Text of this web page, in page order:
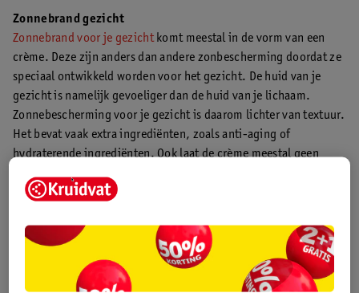
Zonnebrand gezicht
Zonnebrand voor je gezichtkomt meestal in de vorm van een
crème. Deze zijn anders dan andere zonbescherming doordat ze
speciaal ontwikkeld worden voor het gezicht. De huid van je
gezicht is namelijk gevoeliger dan de huid van je lichaam.
Zonnebescherming voor je gezicht is daarom lichter van textuur.
Het bevat vaak extra ingrediënten, zoals anti-aging of
hydraterende ingrediënten. Ook laat de crème meestal geen
Je gezicht komt het vaakst van je hele lichaam in aanraking met
Smeer bij een lichte tot licht getinte huid minimaal SPF 30 of 50
als je veel de zon ingaat. Is het een alledaagse dag waarop de
zon weinig schijnt? Dan volstaat een lagere SPF, bijvoorbeeld
SPF 15.